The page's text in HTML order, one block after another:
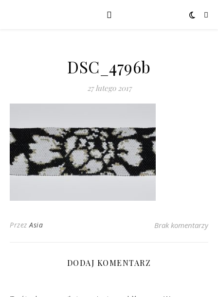
DSC_4796b
27 lutego 2017
PrzezAsia Brak komentarzy
DODAJ KOMENTARZ